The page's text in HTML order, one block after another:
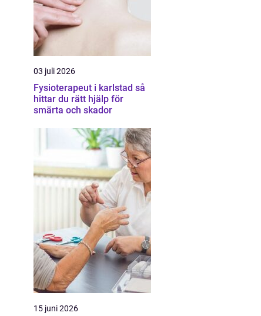
03 juli 2026
Fysioterapeut i karlstad så
hittar du rätt hjälp för
smärta och skador
15 juni 2026